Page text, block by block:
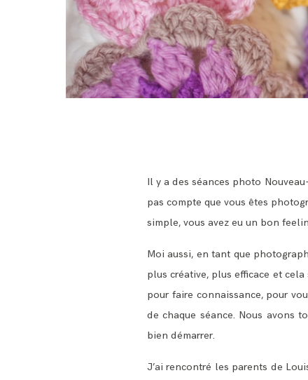
Il y a des séances photo
pas compte que vous êtes
simple, vous avez eu un bon
Moi aussi, en tant que
plus créative, plus efficace et
pour faire connaissance, pour
de chaque séance. Nous avons
bien démarrer.
J’ai rencontré les parents de